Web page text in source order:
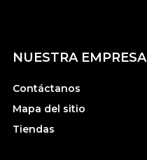
NUESTRA EMPRESA
Contáctanos
Mapa del sitio
Tiendas